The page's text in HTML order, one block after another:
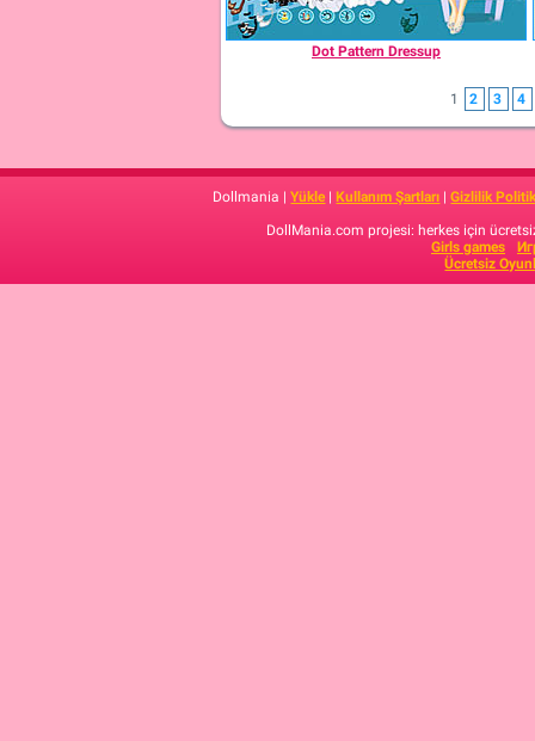
Dot Pattern Dressup
1 2 3 4
Dollmania |Yükle | Kullanım Şartları |Gizlilik
DollMania.com projesi: herkes için
Girls games
Ücretsiz